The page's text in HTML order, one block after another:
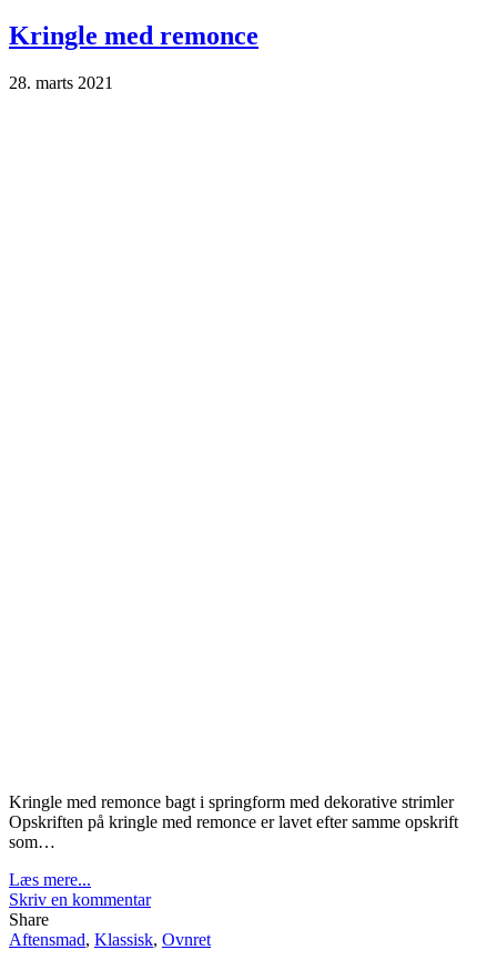
Kringle med remonce
28. marts 2021
Kringle med remonce bagt i springform med dekorative strimler
Opskriften på kringle med remonce er lavet efter samme opskrift
som…
Læs mere...
Skriv en kommentar
Share
Aftensmad, Klassisk, Ovnret